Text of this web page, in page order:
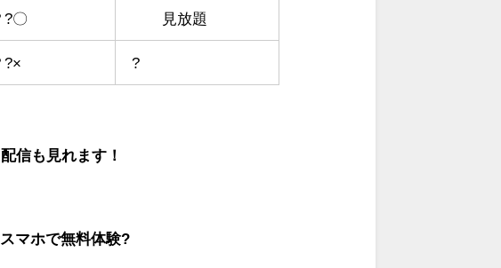
?〇 見放題
?× ?
信も見れます！
マホで無料体験?